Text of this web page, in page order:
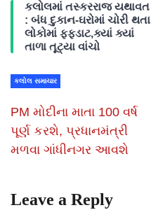
કલોલમાં તસ્કરરાજ યથાવત
: બંધ દુકાન-ઘરોમાં ચોરી થતા
લોકોમાં ફફડાટ,ક્યાં ક્યાં
તાળા તૂટ્યા વાંચો
કલોલ સમાચાર
PM મોદીના માતા 100 વર્ષ
પૂર્ણ કરશે, પ્રધાનમંત્રી
મળવા ગાંધીનગર આવશે
Leave a Reply